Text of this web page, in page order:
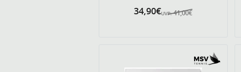
UVP: 41,00€
34,90€